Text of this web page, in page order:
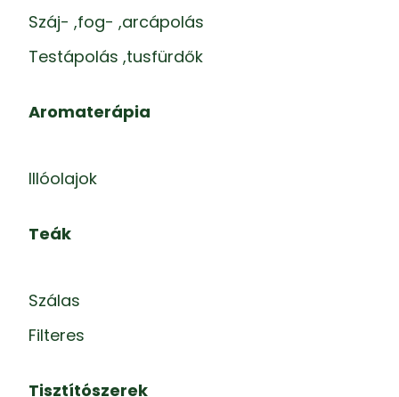
Száj- ,fog- ,arcápolás
Testápolás ,tusfürdők
Aromaterápia
Illóolajok
Teák
Szálas
Filteres
Tisztítószerek